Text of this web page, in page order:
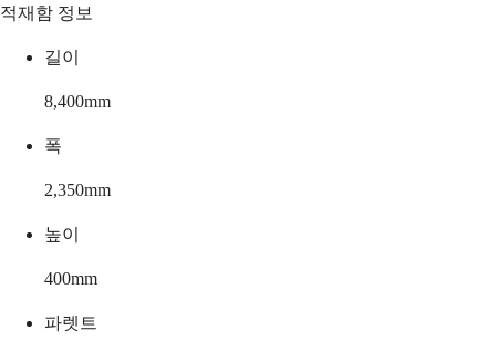
적재함 정보
길이
8,400mm
폭
2,350mm
높이
400mm
파렛트